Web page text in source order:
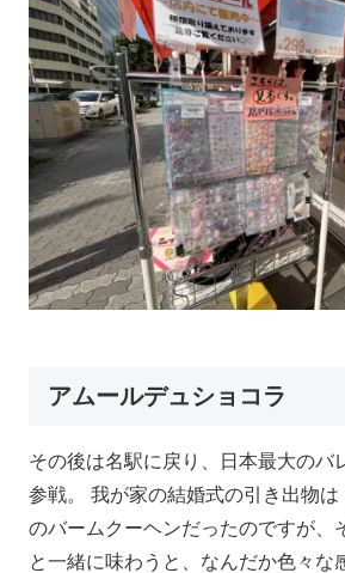
アムールデュショコラ
その後は名駅に戻り、日本最大のバ
参戦。 我が家の結婚式の引き出物は
のバームクーヘンだったのですが、
と一緒に味わうと、なんだか色々な